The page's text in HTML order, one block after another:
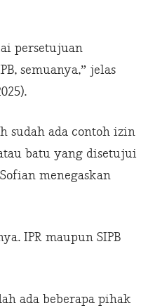
persetujuan
semuanya,” jelas
sudah ada contoh izin
batu yang disetujui
menegaskan
IPR maupun SIPB
ada beberapa pihak